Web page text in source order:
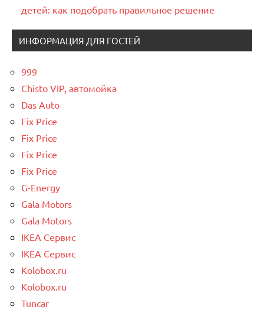
детей: как подобрать правильное решение
ИНФОРМАЦИЯ ДЛЯ ГОСТЕЙ
999
Chisto VIP, автомойка
Das Auto
Fix Price
Fix Price
Fix Price
Fix Price
G-Energy
Gala Motors
Gala Motors
IKEA Сервис
IKEA Сервис
Kolobox.ru
Kolobox.ru
Tuncar